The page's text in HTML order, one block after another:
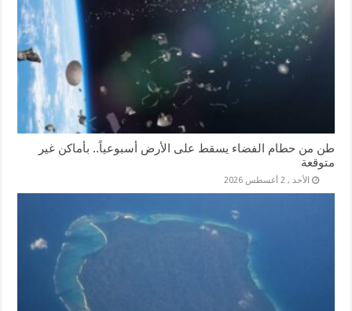
طن من حطام الفضاء يسقط على الأرض أسبوعياً.. بأماكن غير
متوقعة
الأحد , 2 أغسطس 2026